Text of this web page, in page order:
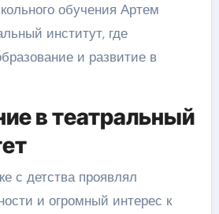
обучения Артем
институт, где
и развитие в
в театральный
с детства проявлял
и огромный интерес к